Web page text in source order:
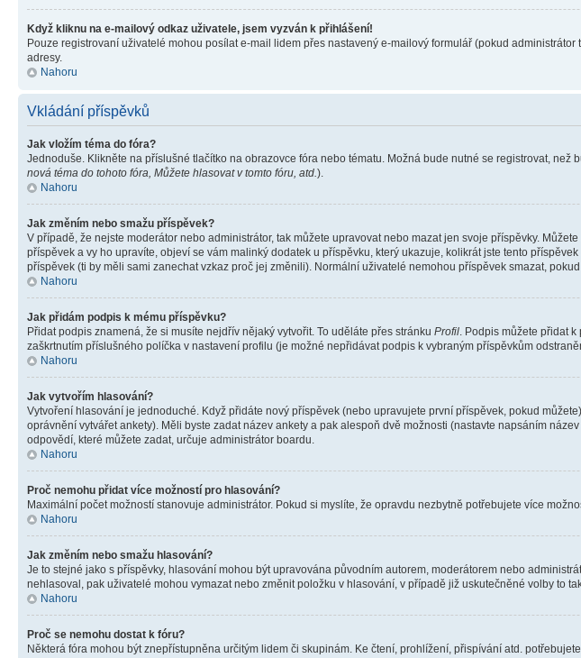
Když kliknu na e-mailový odkaz uživatele, jsem vyzván k přihlášení!
Pouze registrovaní uživatelé mohou posílat e-mail lidem přes nastavený e-mailový formulář (pokud
adresy.
Nahoru
Vkládání příspěvků
Jak vložím téma do fóra?
Jednoduše. Klikněte na příslušné tlačítko na obrazovce fóra nebo tématu. Možná bude nutné se registrovat,
nová téma do tohoto fóra, Můžete hlasovat v tomto fóru, atd. ).
Nahoru
Jak změním nebo smažu příspěvek?
V případě, že nejste moderátor nebo administrátor, tak můžete upravovat nebo mazat jen svoje příspěvky.
příspěvek a vy ho upravíte, objeví se vám malinký dodatek u příspěvku, který ukazuje, kolikrát jste tento
příspěvek (ti by měli sami zanechat vzkaz proč jej změnili). Normální uživatelé nemohou příspěvek smazat,
Nahoru
Jak přidám podpis k mému příspěvku?
Přidat podpis znamená, že si musíte nejdřív nějaký vytvořit. To uděláte přes stránku Profil . Podpis můžete přidat
zaškrtnutím příslušného políčka v nastavení profilu (je možné nepřidávat podpis k vybraným příspěvkům
Nahoru
Jak vytvořím hlasování?
Vytvoření hlasování je jednoduché. Když přidáte nový příspěvek (nebo upravujete první příspěvek, pokud
oprávnění vytvářet ankety). Měli byste zadat název ankety a pak alespoň dvě možnosti (nastavte napsáním
odpovědí, které můžete zadat, určuje administrátor boardu.
Nahoru
Proč nemohu přidat více možností pro hlasování?
Maximální počet možností stanovuje administrátor. Pokud si myslíte, že opravdu nezbytně potřebujete více
Nahoru
Jak změním nebo smažu hlasování?
Je to stejné jako s příspěvky, hlasování mohou být upravována původním autorem, moderátorem nebo
nehlasoval, pak uživatelé mohou vymazat nebo změnit položku v hlasování, v případě již uskutečněné volby to
Nahoru
Proč se nemohu dostat k fóru?
Některá fóra mohou být znepřístupněna určitým lidem či skupinám. Ke čtení, prohlížení, přispívání atd.